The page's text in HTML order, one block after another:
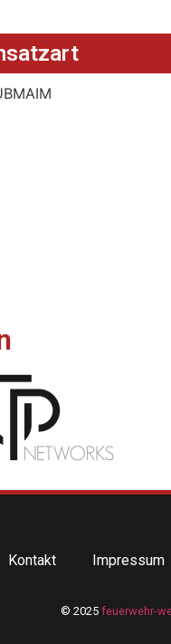
Kontakt Impressum
© 2025 feuerwehr-